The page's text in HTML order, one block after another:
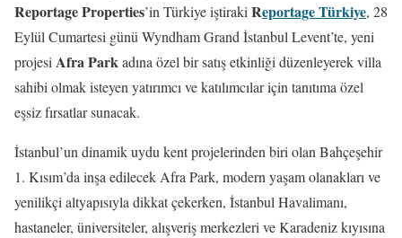
Reportage Properties’in Türkiye iştirakiReportage Türkiye, 28
Eylül Cumartesi günü Wyndham Grand İstanbul Levent’te, yeni
projesiAfra Parkadına özel bir satış etkinliği düzenleyerek villa
sahibi olmak isteyen yatırımcı ve katılımcılar için tanıtıma özel
eşsiz fırsatlar sunacak.
İstanbul’un dinamik uydu kent projelerinden biri olan Bahçeşehir
1. Kısım’da inşa edilecek Afra Park, modern yaşam olanakları ve
yenilikçi altyapısıyla dikkat çekerken, İstanbul Havalimanı,
hastaneler, üniversiteler, alışveriş merkezleri ve Karadeniz kıyısına